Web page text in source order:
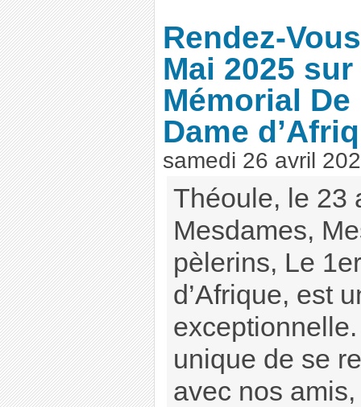
Rendez-
Mai 2025 sur
Mémorial De
Dame
samedi 26 avril
Théoule, le 23
Mesdames,
pèlerins, Le
d’Afrique, est
exceptionnelle.
unique de se
avec nos